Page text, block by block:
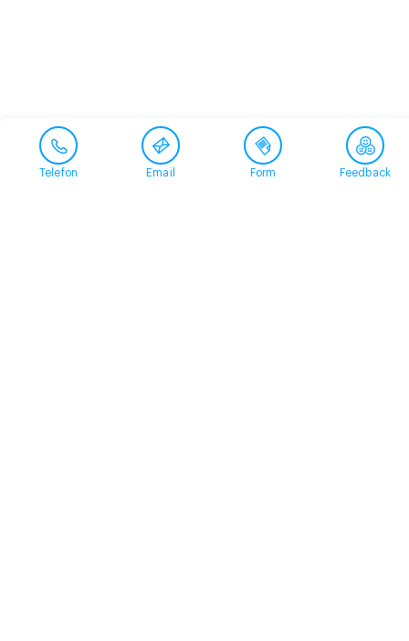
Telefon Email Form Feedback